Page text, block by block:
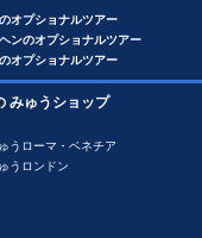
オプショナルツアー
ンのオプショナルツアー
オプショナルツアー
みゅうショップ
うローマ・ベネチア
うロンドン